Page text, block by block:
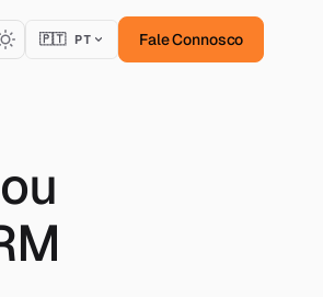
🇵🇹 PT Fale Connosco